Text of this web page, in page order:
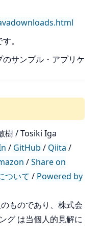
。
サンプル・アプリケ
樹 / Tosiki Iga
/ GitHub / Qiita /
/Share on
ついて / Powered by
ものであり、株式会
グ は当個人的見解に